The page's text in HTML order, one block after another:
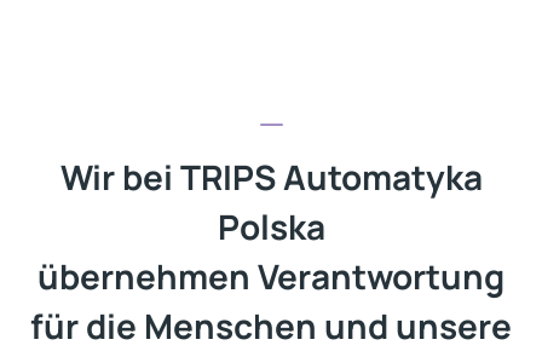
Wir bei TRIPS Automatyka
Polska
übernehmen Verantwortung
für die Menschen und unsere